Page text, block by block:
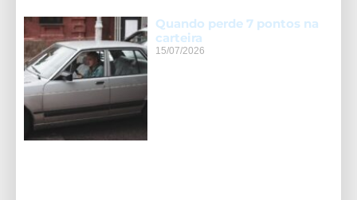
Quando perde 7 pontos na
carteira
15/07/2026